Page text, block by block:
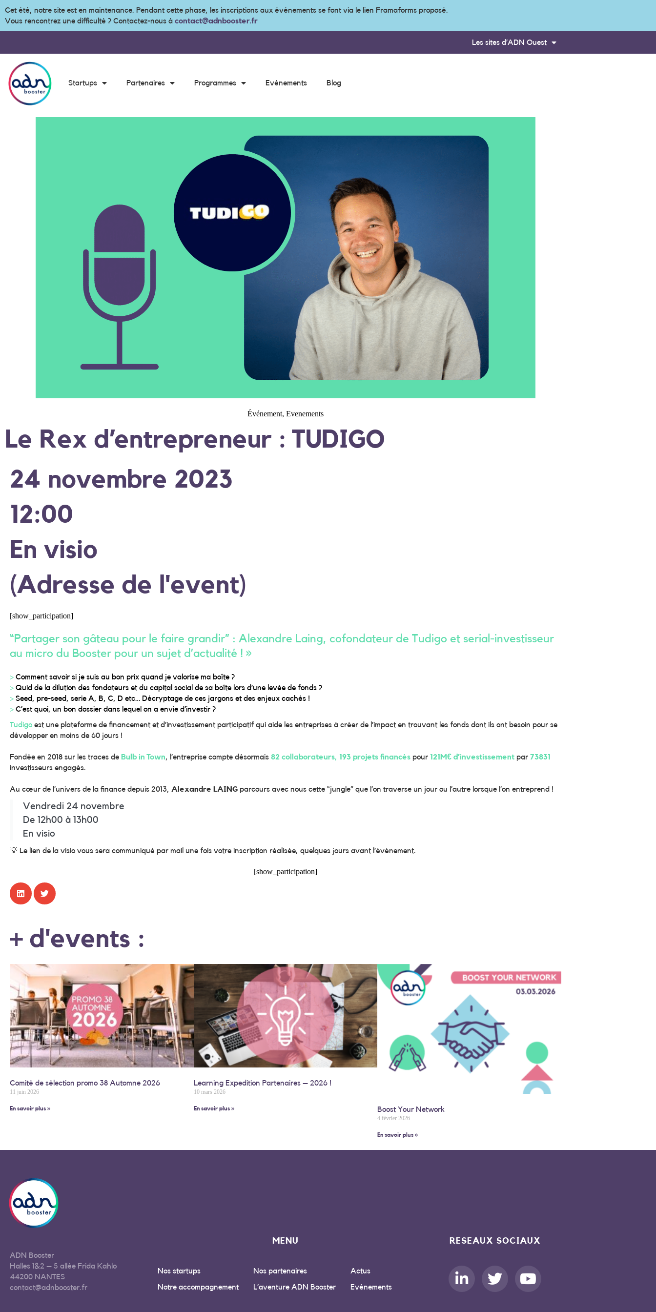
Cet été, notre site est en maintenance. Pendant cette phase, les inscriptions aux événements se font via le lien Framaforms proposé.
Vous rencontrez une difficulté ? Contactez-nous à contact@adnbooster.fr
Les sites d’ADN Ouest
Startups Partenaires Programmes Evénements Blog
Événement, Evenements
Le Rex d’entrepreneur : TUDIGO
24 novembre 2023
12:00
En visio
(Adresse de l'event)
[show_participation]
“Partager son gâteau pour le faire grandir” : Alexandre Laing, cofondateur de Tudigo et serial-investisseur
au micro du Booster pour un sujet d’actualité ! »
> Comment savoir si je suis au bon prix quand je valorise ma boîte ?
> Quid de la dilution des fondateurs et du capital social de sa boîte lors d’une levée de fonds ?
> Seed, pre-seed, serie A, B, C, D etc… Décryptage de ces jargons et des enjeux cachés !
> C’est quoi, un bon dossier dans lequel on a envie d’investir ?
Tudigo est une plateforme de financement et d’investissement participatif qui aide les entreprises à créer de l’impact en trouvant les fonds dont ils ont besoin pour se
développer en moins de 60 jours !
Fondée en 2018 sur les traces de Bulb in Town, l’entreprise compte désormais 82 collaborateurs, 193 projets financés pour 121M€ d’investissement par 73831
investisseurs engagés.
Au cœur de l’univers de la finance depuis 2013, Alexandre LAING parcours avec nous cette “jungle” que l’on traverse un jour ou l’autre lorsque l’on entreprend !
Vendredi 24 novembre
De 12h00 à 13h00
En visio
💡​ Le lien de la visio vous sera communiqué par mail une fois votre inscription réalisée, quelques jours avant l’événement.
[show_participation]
+ d'events :
Comité de sélection promo 38 Automne 2026
11 juin 2026
En savoir plus »
Learning Expedition Partenaires – 2026 !
10 mars 2026
En savoir plus » Boost Your Network
4 février 2026
En savoir plus »
ADN Booster
Halles 1&2 – 5 allée Frida Kahlo
44200 NANTES
contact@adnbooster.fr
MENU
Nos startups Nos partenaires Actus
Notre accompagnement L’aventure ADN Booster Evénements
RESEAUX SOCIAUX